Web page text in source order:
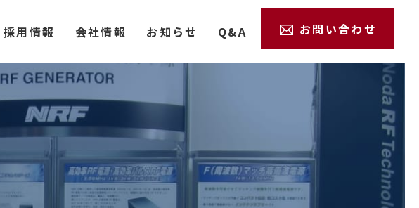
採用情報 会社情報 お知らせ Q&A お問い合わせ